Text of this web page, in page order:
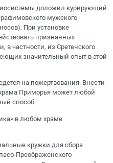
доложил курирующий
мужского
При установке
признанных
в частности, из Сретенского
значительный опыт в этой
на пожертвования. Внести
Приморья может любой
способ:
в любом храме
кружки для сбора
Преображенского